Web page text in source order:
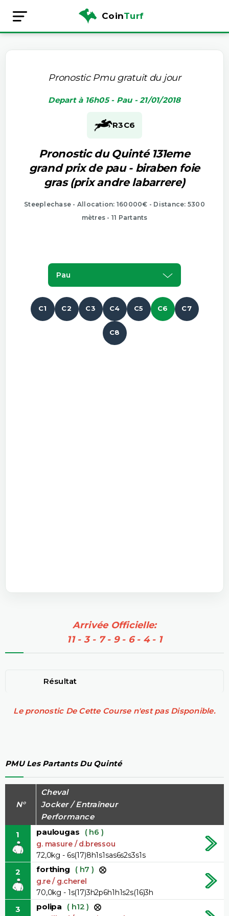
CoinTurf
Pronostic Pmu gratuit du jour
Depart à 16h05 - Pau - 21/01/2018
R3C6
Pronostic du Quinté 131eme
grand prix de pau - biraben foie
gras (prix andre labarrere)
Steeplechase - Allocation: 160000€ - Distance: 5300
mètres - 11 Partants
Pau
C1 C2 C3 C4 C5 C6 C7
C8
Arrivée Officielle:
11 - 3 - 7 - 9 - 6 - 4 - 1
Résultat
Le pronostic De Cette Course n'est pas Disponible.
PMU Les Partants Du Quinté
N°
Cheval
Jocker / Entraîneur
Performance
1
paulougas ( h6 )
g. masure / d.bressou
72,0kg - 6s(17)8h1s1sas6s2s3s1s
2 forthing ( h7 )
g.re / g.cherel
70,0kg - 1s(17)3h2p6h1h1s2s(16)3h
3 polipa ( h12 )